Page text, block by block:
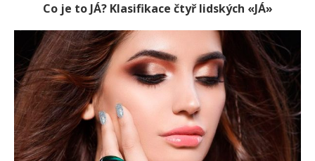
Co je to JÁ? Klasifikace čtyř lidských «JÁ»